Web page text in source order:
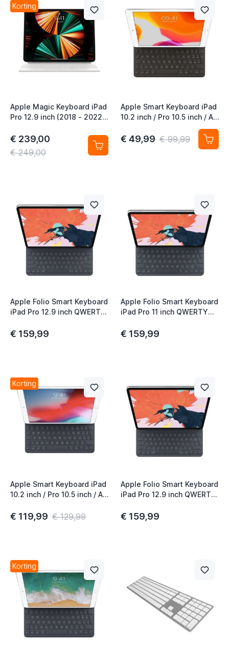
Korting
Apple Magic Keyboard iPad
Pro 12.9 inch (2018 - 2022)
2026) QWERTY UK Wit
€ 239,00
€ 249,00
Apple Smart Keyboard iPad
10.2 inch / Pro 10.5 inch / Air
10.5 inch (2020) QWERTY
IT
€ 49,99 € 99,99
Apple Folio Smart Keyboard
iPad Pro 12.9 inch QWERTY
€ 159,99
Apple Folio Smart Keyboard
iPad Pro 11 inch QWERTY
€ 159,99
Korting
Apple Smart Keyboard iPad
10.2 inch / Pro 10.5 inch / Air
UK Black
€ 119,99 € 129,99
Apple Folio Smart Keyboard
iPad Pro 12.9 inch QWERTY
€ 159,99
Korting